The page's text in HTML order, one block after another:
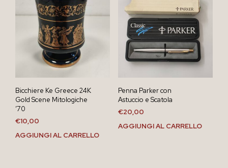
Bicchiere Ke Greece 24K
Gold Scene Mitologiche
’70
€10,00
AGGIUNGI AL CARRELLO
Penna Parker con
Astuccio e Scatola
€20,00
AGGIUNGI AL CARRELLO